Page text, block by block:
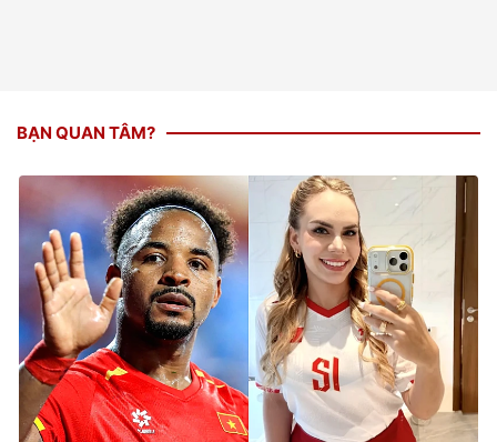
BẠN QUAN TÂM?